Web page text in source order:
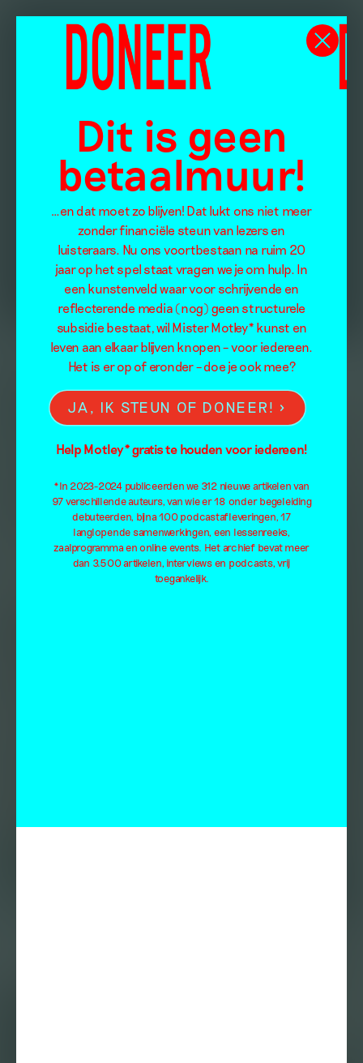
Dit is geen
betaalmuur!
…en dat moet zo blijven! Dat lukt ons niet meer
zonder financiële steun van lezers en
luisteraars. Nu ons voortbestaan na ruim 20
jaar op het spel staat vragen we je om hulp. In
een kunstenveld waar voor schrijvende en
reflecterende media (nog) geen structurele
subsidie bestaat, wil Mister Motley* kunst en
leven aan elkaar blijven knopen – voor iedereen.
Het is er op of eronder – doe je ook mee?
JA, IK STEUN OF DONEER!
Help Motley* gratis te houden voor iedereen!
*In 2023-2024 publiceerden we 312 nieuwe artikelen van
97 verschillende auteurs, van wie er 18 onder begeleiding
debuteerden, bijna 100 podcastafleveringen, 17
langlopende samenwerkingen, een lessenreeks,
zaalprogramma en online events. Het archief bevat meer
dan 3.500 artikelen, interviews en podcasts, vrij
toegankelijk.